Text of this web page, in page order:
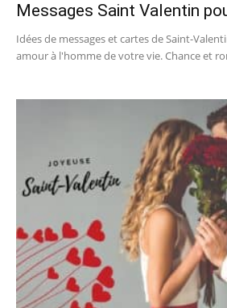
Messages Saint Valentin
Idées de messages et cartes de Saint-
amour à l'homme de votre vie. Chance et